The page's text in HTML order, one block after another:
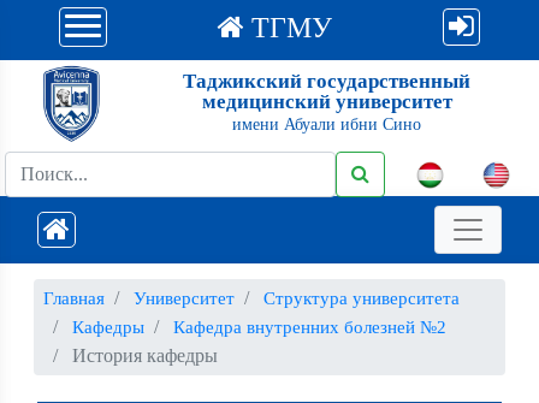
ТГМУ
Таджикский государственный
медицинский университет
имени Абуали ибни Сино
Главная Университет
Структура университета
Кафедры
Кафедра внутренних болезней №2
История кафедры